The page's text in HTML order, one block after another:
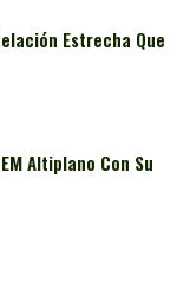
Estrecha Que
Altiplano Con Su